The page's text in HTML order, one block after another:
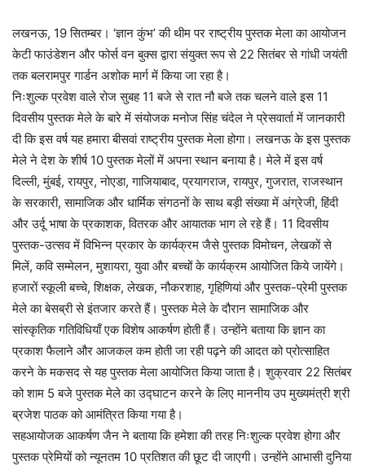
लखनऊ, 19 सितम्बर। ‘ज्ञान कुंभ’ की थीम पर राष्ट्रीय पुस्तक मेला का आयोजन
केटी फाउंडेशन और फोर्स वन बुक्स द्वारा संयुक्त रूप से 22 सितंबर से गांधी जयंती
तक बलरामपुर गार्डन अशोक मार्ग में किया जा रहा है।
निःशुल्क प्रवेश वाले रोज सुबह 11 बजे से रात नौ बजे तक चलने वाले इस 11
दिवसीय पुस्तक मेले के बारे में संयोजक मनोज सिंह चंदेल ने प्रेसवार्ता में जानकारी
दी कि इस वर्ष यह हमारा बीसवां राष्ट्रीय पुस्तक मेला होगा। लखनऊ के इस पुस्तक
मेले ने देश के शीर्ष 10 पुस्तक मेलों में अपना स्थान बनाया है। मेले में इस वर्ष
दिल्ली, मुंबई, रायपुर, नोएडा, गाजियाबाद, प्रयागराज, रायपुर, गुजरात, राजस्थान
के सरकारी, सामाजिक और धार्मिक संगठनों के साथ बड़ी संख्या में अंग्रेजी, हिंदी
और उर्दू भाषा के प्रकाशक, वितरक और आयातक भाग ले रहे हैं। 11 दिवसीय
पुस्तक-उत्सव में विभिन्न प्रकार के कार्यक्रम जैसे पुस्तक विमोचन, लेखकों से
मिलें, कवि सम्मेलन, मुशायरा, युवा और बच्चों के कार्यक्रम आयोजित किये जायेंगे।
हजारों स्कूली बच्चे, शिक्षक, लेखक, नौकरशाह, गृहिणियां और पुस्तक-प्रेमी पुस्तक
मेले का बेसब्री से इंतजार करते हैं। पुस्तक मेले के दौरान सामाजिक और
सांस्कृतिक गतिविधियाँ एक विशेष आकर्षण होती हैं। उन्होंने बताया कि ज्ञान का
प्रकाश फैलाने और आजकल कम होती जा रही पढ़ने की आदत को प्रोत्साहित
करने के मकसद से यह पुस्तक मेला आयोजित किया जाता है। शुक्रवार 22 सितंबर
को शाम 5 बजे पुस्तक मेले का उद्घाटन करने के लिए माननीय उप मुख्यमंत्री श्री
ब्रजेश पाठक को आमंत्रित किया गया है।
सहआयोजक आकर्षण जैन ने बताया कि हमेशा की तरह निःशुल्क प्रवेश होगा और
पुस्तक प्रेमियों को न्यूनतम 10 प्रतिशत की छूट दी जाएगी। उन्होंने आभासी दुनिया